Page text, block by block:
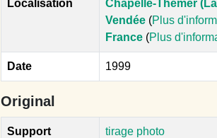
Localisation
Chapelle-Thémer
Vendée (Plus
France (Plus
Date 1999
Original
Support
tirage photo